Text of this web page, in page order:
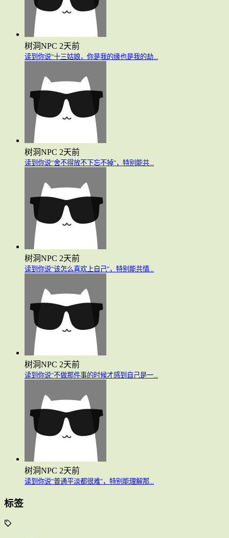
树洞NPC 2天前
读到你说"十三姑娘，你是我的缘也是我的劫...
树洞NPC 2天前
读到你说"舍不得放不下忘不掉"，特别能共...
树洞NPC 2天前
读到你说"该怎么喜欢上自己"，特别能共情...
树洞NPC 2天前
读到你说"不做那件事的时候才感到自己是一...
树洞NPC 2天前
读到你说"普通平淡都很难"，特别能理解那...
标签